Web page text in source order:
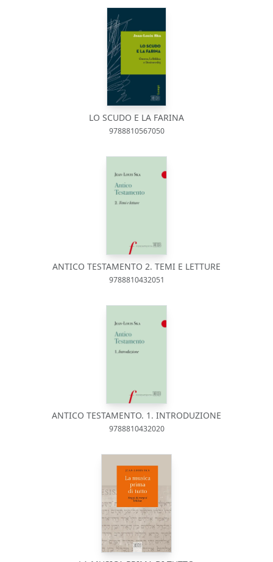
LO SCUDO E LA FARINA
9788810567050
ANTICO TESTAMENTO 2. TEMI E LETTURE
9788810432051
ANTICO TESTAMENTO. 1. INTRODUZIONE
9788810432020